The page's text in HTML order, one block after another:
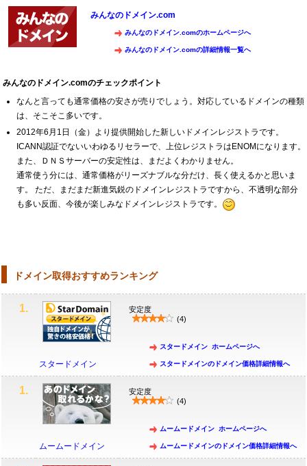
みんなのドメイン.com
みんなのドメイン.comのホームページへ
みんなのドメイン.comの詳細情報一覧へ
みんなのドメイン.comのチェックポイント
なんと言っても通常価格の安さが売りでしょう。対応しているドメインの種類
は、そこそこ多いです。
2012年6月1日（金）より提供開始した新しいドメインレジストラです。
ICANN認証でないいわゆるリセラーで、上位レジストラはENOMになります。
また、ＤＮＳサーバーの安定性は、まだよくわかりません。
通常使う分には、通常価格がリーズナブルな分だけ、長く使えるかと思いま
す。 ただ、まだまだ新進気鋭のドメインレジストラですから、不透明な部分
も多い反面、今後が楽しみなドメインレジストラです。
ドメイン取得おすすめランキング
1.
スタードメイン
安定度
(4)
スタードメイン ホームページへ
スタードメインのドメイン価格詳細情報へ
1.
ムームードメイン
安定度
(4)
ムームードメイン ホームページへ
ムームードメインのドメイン価格詳細情報へ